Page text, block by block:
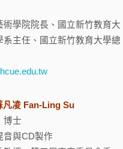
術學院院長、國立新竹教育大
主任、國立新竹教育大學總
凡凌 Fan-Ling Su
博士
音與CD製作